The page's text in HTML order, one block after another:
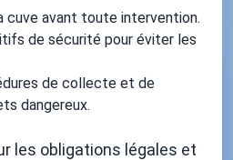
cuve avant toute intervention.
de sécurité pour éviter les
de collecte et de
dangereux.
les obligations légales et